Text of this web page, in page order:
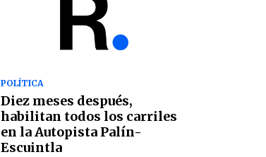
POLÍTICA
Diez meses después,
habilitan todos los carriles
en la Autopista Palín-
Escuintla